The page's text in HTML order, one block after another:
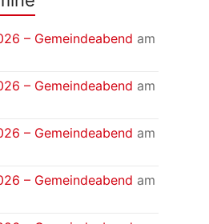
– Gemeindeabend am
– Gemeindeabend am
– Gemeindeabend am
– Gemeindeabend am